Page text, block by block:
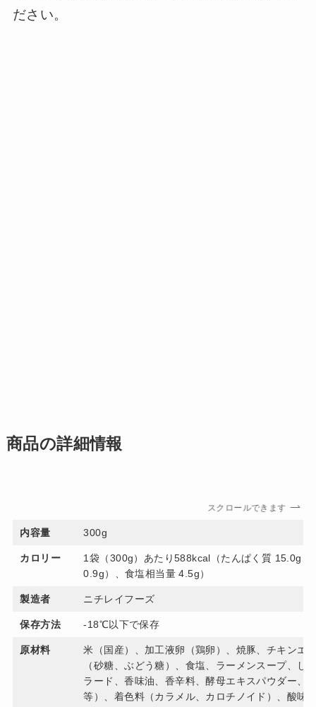
ださい。
商品の詳細情報
スクロールできます
内容量 300g
カロリー
1袋（300g）あたり588kcal（たんぱく質 15.0g
0.9g）、食塩相当量 4.5g）
製造者 ニチレイフーズ
保存方法 -18℃以下で保存
原材料
米（国産）、加工液卵（鶏卵）、焼豚、チキンエ
（砂糖、ぶどう糖）、食塩、ラーメンスープ、
ラード、香味油、香辛料、酵母エキスパウダー、
等）、着色料（カラメル、カロチノイド）、酸味